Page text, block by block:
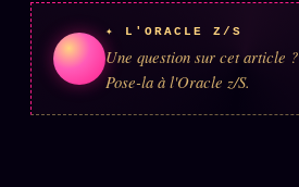
PRATIQUE + LÉGAL
✦ L'ORACLE Z/S
Une question sur cet article ?
Pose-la à l'Oracle z/S.